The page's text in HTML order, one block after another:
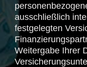
ausschließlich
festgelegten
Weitergabe Ihrer